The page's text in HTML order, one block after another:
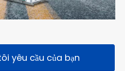
yêu cầu của bạn